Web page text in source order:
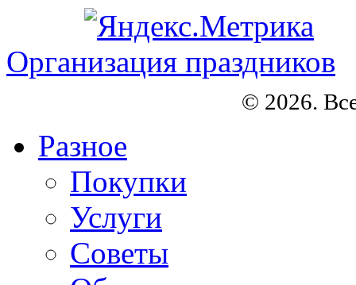
Организация праздников
© 2026.
Разное
Покупки
Услуги
Советы